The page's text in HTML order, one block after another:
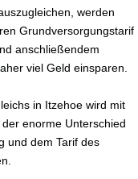
werden
Grundversorgungstarif
anschließendem
viel Geld einsparen.
in Itzehoe wird mit
enorme Unterschied
und dem Tarif des